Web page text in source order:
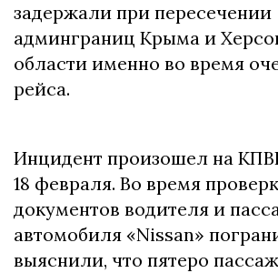
задержали при пересечении
админграниц Крыма и
области именно во время
рейса.
Инцидент произошел на
18 февраля. Во время
документов водителя и
автомобиля «Nissan»
выяснили, что пятеро